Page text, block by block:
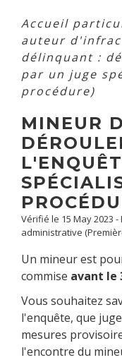
Accueil
auteur
délinquant :
par un juge
procédure)
MINEUR
Vérifié le 15 May 2023
administrative
Un mineur est
commise avant le
Vous souhaitez
l'enquête, que
mesures
l'encontre du